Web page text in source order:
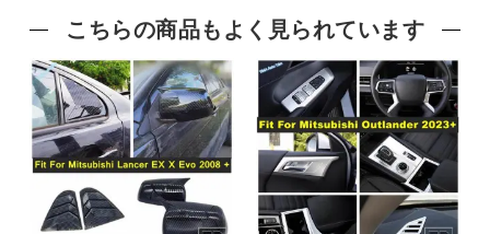
こちらの商品もよく見られています